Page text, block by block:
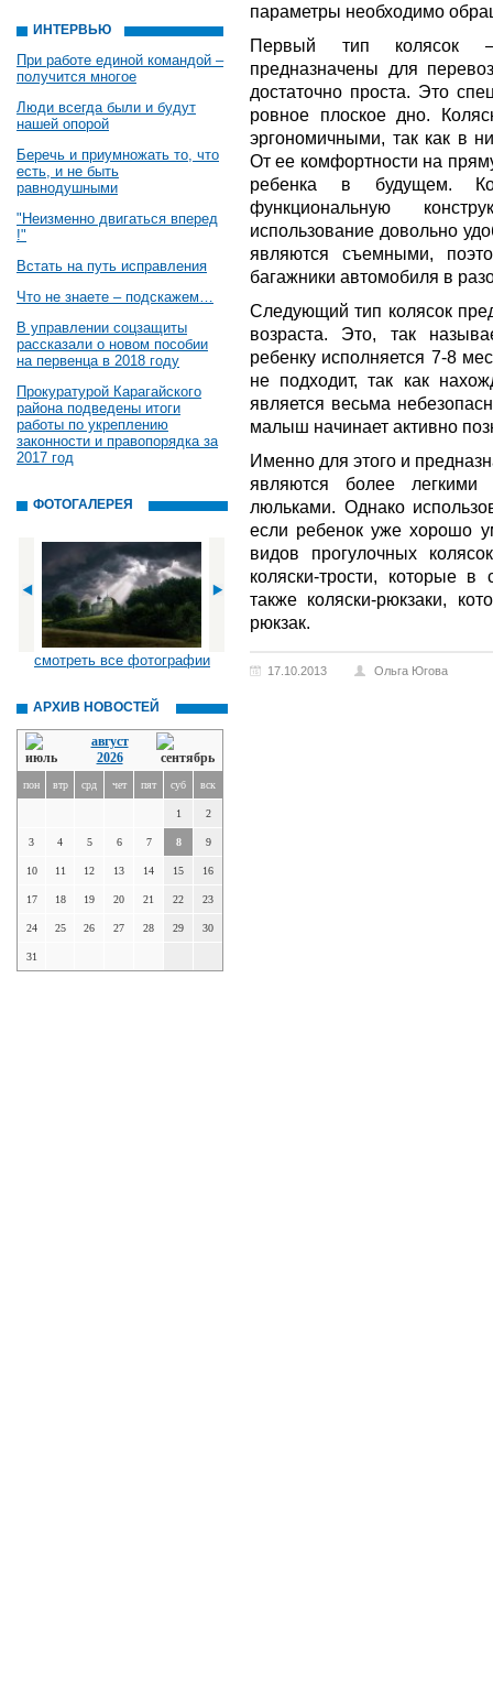
ИНТЕРВЬЮ
При работе единой командой –
получится многое
Люди всегда были и будут
нашей опорой
Беречь и приумножать то, что
есть, и не быть
равнодушными
"Неизменно двигаться вперед
!"
Встать на путь исправления
Что не знаете – подскажем…
В управлении соцзащиты
рассказали о новом пособии
на первенца в 2018 году
Прокуратурой Карагайского
района подведены итоги
работы по укреплению
законности и правопорядка за
2017 год
ФОТОГАЛЕРЕЯ
смотреть все фотографии
АРХИВ НОВОСТЕЙ
август
2026
пон втр срд чет пят суб вск
1 2
3 4 5 6 7 8 9
10 11 12 13 14 15 16
17 18 19 20 21 22 23
24 25 26 27 28 29 30
31
параметры необходимо
Первый тип колясок –
предназначены для
достаточно проста. Это
ровное плоское дно.
эргономичными, так как в
От ее комфортности на
ребенка в будущем.
функциональную
использование довольно
являются съемными,
багажники автомобиля в
Следующий тип колясок
возраста. Это, так
ребенку исполняется 7-8
не подходит, так как
является весьма
малыш начинает активно
Именно для этого и
являются более
люльками. Однако
если ребенок уже хорошо
видов прогулочных
коляски-трости, которые
также коляски-рюкзаки,
рюкзак.
17.10.2013 Ольга Югова